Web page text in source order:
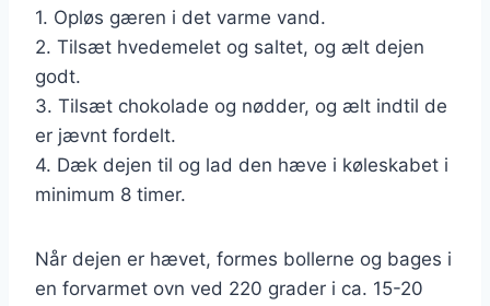
1. Opløs gæren i det varme vand.
2. Tilsæt hvedemelet og saltet, og ælt dejen
godt.
3. Tilsæt chokolade og nødder, og ælt indtil de
er jævnt fordelt.
4. Dæk dejen til og lad den hæve i køleskabet i
minimum 8 timer.
Når dejen er hævet, formes bollerne og bages i
en forvarmet ovn ved 220 grader i ca. 15-20